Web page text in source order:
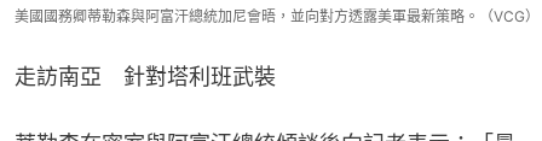
美國國務卿蒂勒森與阿富汗總統加尼會晤，並向對方透露美軍最新策略。（VCG）
走訪南亞　針對塔利班武裝